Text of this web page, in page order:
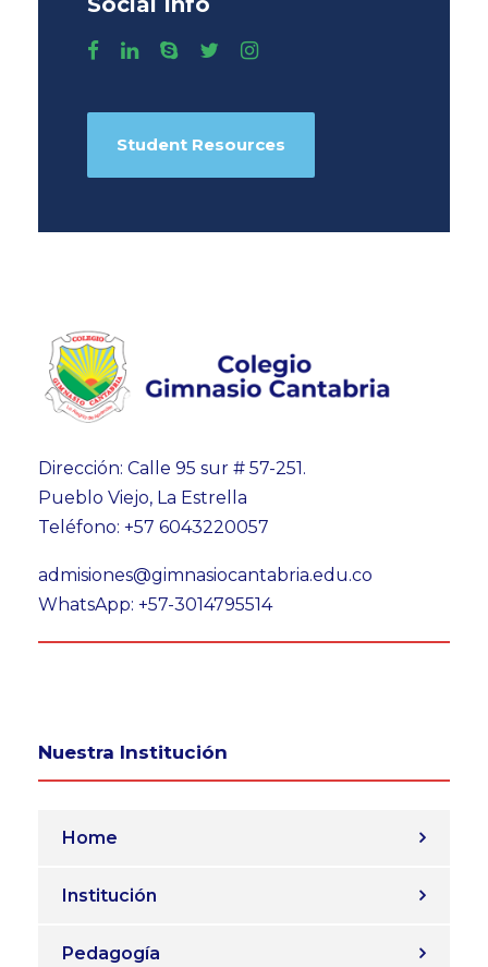
Student Resources
Dirección: Calle 95 sur # 57-251.
Pueblo Viejo, La Estrella
Teléfono: +57 6043220057
admisiones@gimnasiocantabria.edu.co
WhatsApp: +57-3014795514
Nuestra Institución
Home
Institución
Pedagogía